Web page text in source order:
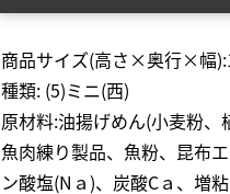
商品サイズ(高さ×奥行×
種類: (5)ミニ(西)
原材料:油揚げめん(小麦粉、
魚肉練り製品、魚粉、昆布
ン酸塩(Nａ)、炭酸Cａ、増